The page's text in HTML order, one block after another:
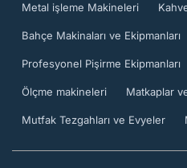
Metal işleme Makineleri
Bahçe Makinaları ve Ekipmanları
Profesyonel Pişirme Ekipmanları
Ölçme makineleri Matkaplar
Mutfak Tezgahları ve Evyeler